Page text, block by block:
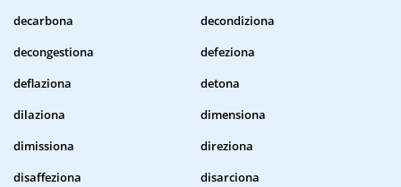
decarbona
decondiziona
decongestiona
defeziona
deflaziona
detona
dilaziona
dimensiona
dimissiona
direziona
disaffeziona
disarciona